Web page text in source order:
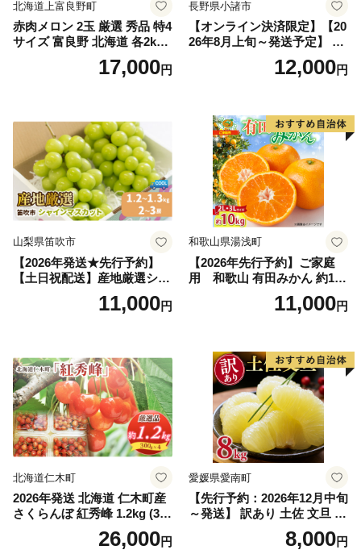
北海道上富良野町
赤肉メロン 2玉 厳選 秀品 特4
サイズ 富良野 北海道 各2kg
～2.6kg 2玉 セット ファーム
富良野 メロン めろん 果物 く
17,000円
長野県小諸市
【オンライン決済限定】【20
26年8月上旬～発送予定】 先
行予約 「浅間水蜜桃プレミ
アム」 もも あかつき 秀品 約
果肉 長野県産 小諸市
12,000円
山梨県笛吹市
【2026年発送★先行予約】
【土日祝配送】産地厳選シャ
インマスカット1.2kg～1.3kg
（2房～3房）※沖縄・離島配
笛吹市 山梨県 フルーツ 果物
ぶどう 葡萄 大粒 シャインマ
スカット おすすめ シャイン
マスカット 贈答 ギフト 産地
笛吹市 シャインマスカット
笛吹 葡萄 国産 ぶどう 人気
国産 1.2kg 先行｜
11,000円
和歌山県湯浅町
【2026年先行予約】ご家庭
用 和歌山 有田みかん 約10k
g (2L、3Lサイズ)【湯浅町】
11,000円
北海道仁木町
2026年発送 北海道 仁木町産
さくらんぼ 紅秀峰 1.2kg (300
g×4パック) Lサイズ以上 旬
桜桃 産地直送 サクランボ チ
26,000円
愛媛県愛南町
【先行予約：2026年12月中旬
～発送】 訳あり 土佐 文旦 8k
g (Mサイズ以上サイズミック
ス) 8000円 わけあり ぶんた
8,000円